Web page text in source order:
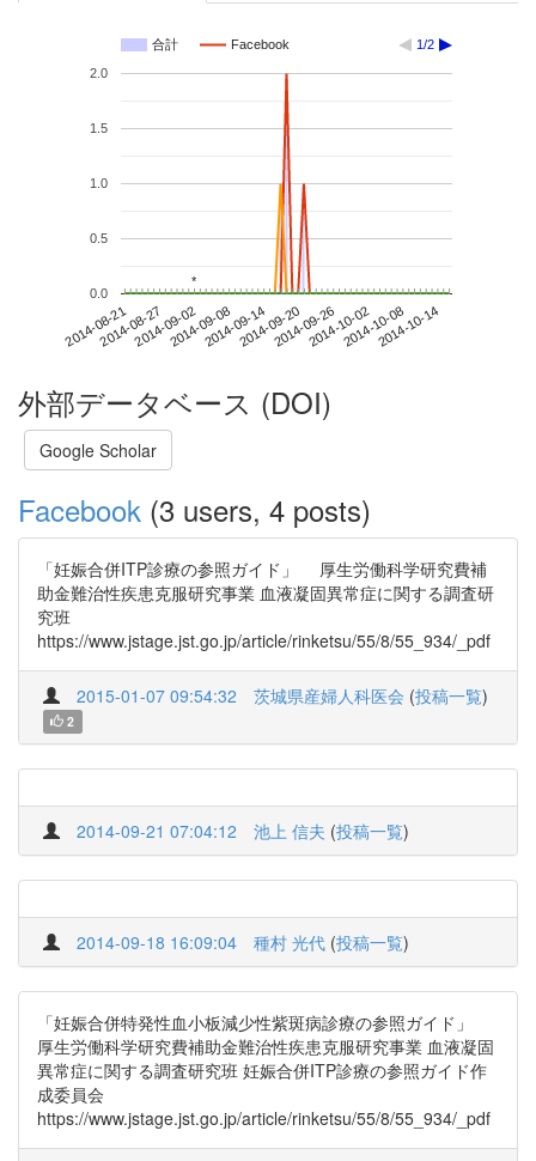
合計 Facebook 1/2
2014-08-212014-08-272014-09-022014-09-082014-09-142014-09-202014-09-262014-10-022014-10-082014-10-14
0.0
0.5
1.0
1.5
2.0
**
外部データベース (DOI)
Google Scholar
Facebook (3 users, 4 posts)
「妊娠合併ITP診療の参照ガイド」 厚生労働科学研究費補
助金難治性疾患克服研究事業 血液凝固異常症に関する調査研
究班
https://www.jstage.jst.go.jp/article/rinketsu/55/8/55_934/_pdf
2015-01-07 09:54:32 茨城県産婦人科医会 (投稿一覧)
2
2014-09-21 07:04:12 池上 信夫 (投稿一覧)
2014-09-18 16:09:04 種村 光代 (投稿一覧)
「妊娠合併特発性血小板減少性紫斑病診療の参照ガイド」
厚生労働科学研究費補助金難治性疾患克服研究事業 血液凝固
異常症に関する調査研究班 妊娠合併ITP診療の参照ガイド作
成委員会
https://www.jstage.jst.go.jp/article/rinketsu/55/8/55_934/_pdf